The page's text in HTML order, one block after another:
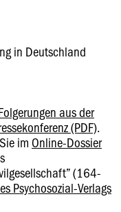
in Deutschland
aus der
(PDF).
im Online-Dossier
(164-
Psychosozial-Verlags